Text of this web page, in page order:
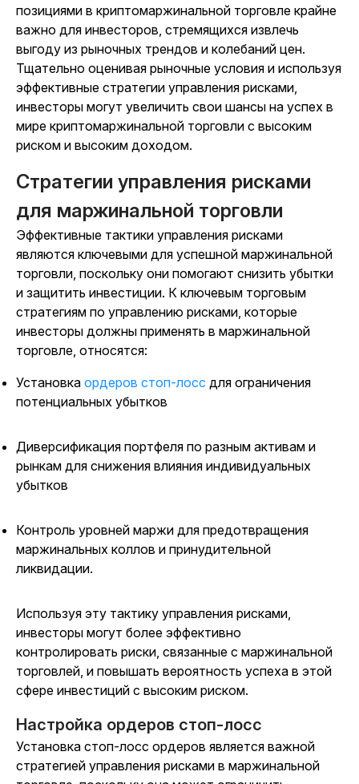
позициями в криптомаржинальной торговле крайне
важно для инвесторов, стремящихся извлечь
выгоду из рыночных трендов и колебаний цен.
Тщательно оценивая рыночные условия и используя
эффективные стратегии управления рисками,
инвесторы могут увеличить свои шансы на успех в
мире криптомаржинальной торговли с высоким
риском и высоким доходом.
Стратегии управления рисками
для маржинальной торговли
Эффективные тактики управления рисками
являются ключевыми для успешной маржинальной
торговли, поскольку они помогают снизить убытки
и защитить инвестиции. К ключевым торговым
стратегиям по управлению рисками, которые
инвесторы должны применять в маржинальной
торговле, относятся:
Установка ордеров стоп-лосс для ограничения
потенциальных убытков
Диверсификация портфеля по разным активам и
рынкам для снижения влияния индивидуальных
убытков
Контроль уровней маржи для предотвращения
маржинальных коллов и принудительной
ликвидации.
Используя эту тактику управления рисками,
инвесторы могут более эффективно
контролировать риски, связанные с маржинальной
торговлей, и повышать вероятность успеха в этой
сфере инвестиций с высоким риском.
Настройка ордеров стоп-лосс
Установка стоп-лосс ордеров является важной
стратегией управления рисками в маржинальной